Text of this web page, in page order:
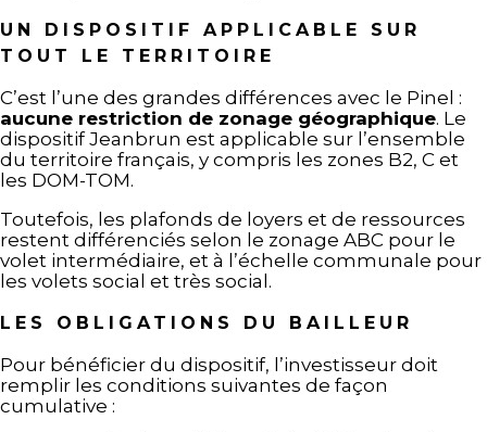
UN DISPOSITIF APPLICABLE SUR
TOUT LE TERRITOIRE
C’est l’une des grandes différences avec le Pinel :
aucune restriction de zonage géographique. Le
dispositif Jeanbrun est applicable sur l’ensemble
du territoire français, y compris les zones B2, C et
les DOM-TOM.
Toutefois, les plafonds de loyers et de ressources
restent différenciés selon le zonage ABC pour le
volet intermédiaire, et à l’échelle communale pour
les volets social et très social.
LES OBLIGATIONS DU BAILLEUR
Pour bénéficier du dispositif, l’investisseur doit
remplir les conditions suivantes de façon
cumulative :